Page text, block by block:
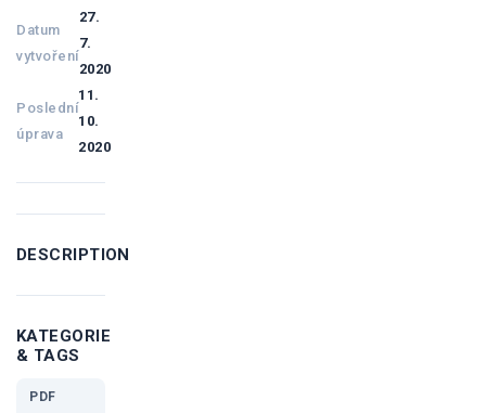
Datum
vytvoření
27.
7.
2020
Poslední
úprava
11.
10.
2020
DESCRIPTION
KATEGORIE
& TAGS
PDF